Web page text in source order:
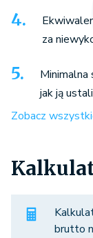
za
jak ją
Zobacz
brutto